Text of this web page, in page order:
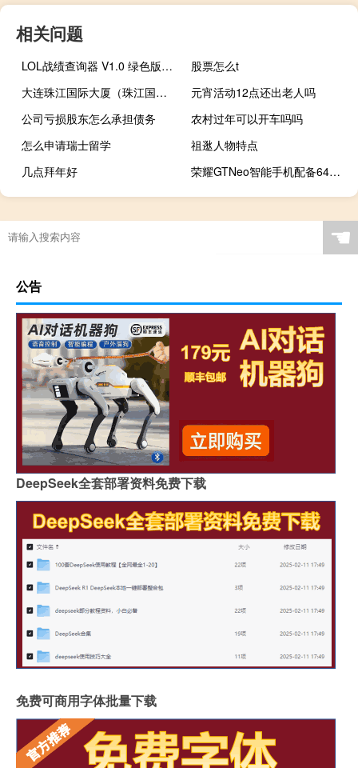
相关问题
LOL战绩查询器 V1.0 绿色版（LOL战绩查询器 V1.0 绿色版功能简介）
股票怎么t
大连珠江国际大厦（珠江国际大厦简介）
元宵活动12点还出老人吗
公司亏损股东怎么承担债务
农村过年可以开车吗吗
怎么申请瑞士留学
祖逖人物特点
几点拜年好
荣耀GTNeo智能手机配备64MP三重后置摄像头
☚
公告
DeepSeek全套部署资料免费下载
免费可商用字体批量下载